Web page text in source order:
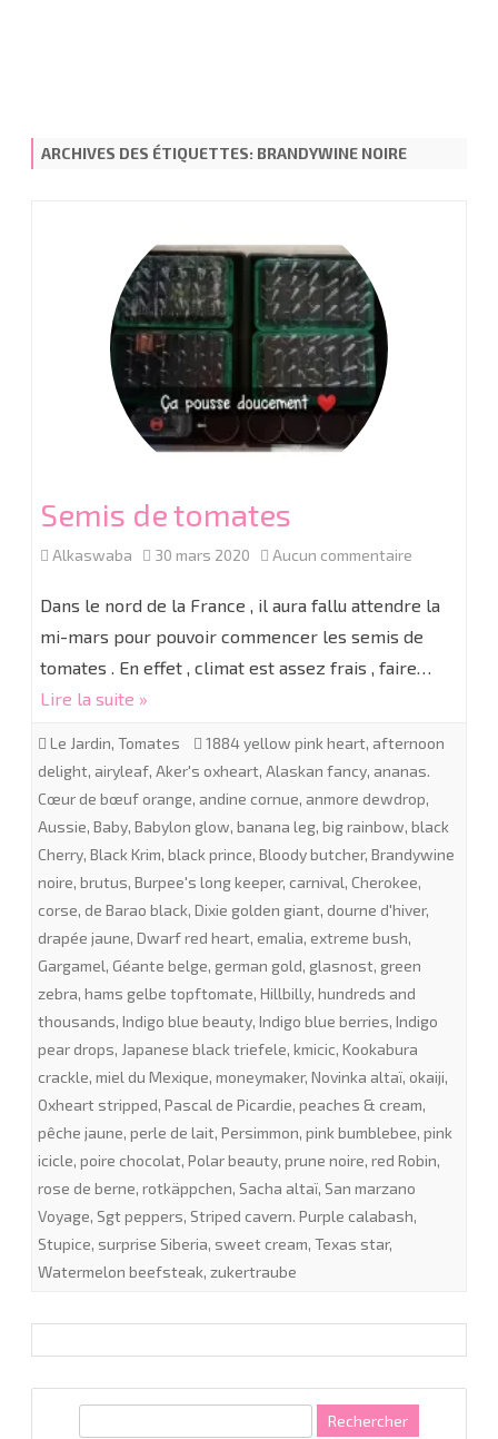
ARCHIVES DES ÉTIQUETTES: BRANDYWINE NOIRE
Semis de tomates
Alkaswaba 30 mars 2020 Aucun commentaire
de
tomates
Dans le nord de la France , il aura fallu attendre la
mi-mars pour pouvoir commencer les semis de
tomates . En effet , climat est assez frais , faire…
Lire la suite »
Le Jardin, Tomates 1884 yellow pink heart, afternoon
delight, airyleaf, Aker's oxheart, Alaskan fancy, ananas.
Cœur de bœuf orange, andine cornue, anmore dewdrop,
Aussie, Baby, Babylon glow, banana leg, big rainbow, black
Cherry, Black Krim, black prince, Bloody butcher, Brandywine
noire, brutus, Burpee's long keeper, carnival, Cherokee,
corse, de Barao black, Dixie golden giant, dourne d'hiver,
drapée jaune, Dwarf red heart, emalia, extreme bush,
Gargamel, Géante belge, german gold, glasnost, green
zebra, hams gelbe topftomate, Hillbilly, hundreds and
thousands, Indigo blue beauty, Indigo blue berries, Indigo
pear drops, Japanese black triefele, kmicic, Kookabura
crackle, miel du Mexique, moneymaker, Novinka altaï, okaiji,
Oxheart stripped, Pascal de Picardie, peaches & cream,
pêche jaune, perle de lait, Persimmon, pink bumblebee, pink
icicle, poire chocolat, Polar beauty, prune noire, red Robin,
rose de berne, rotkäppchen, Sacha altaï, San marzano
Voyage, Sgt peppers, Striped cavern. Purple calabash,
Stupice, surprise Siberia, sweet cream, Texas star,
Watermelon beefsteak, zukertraube